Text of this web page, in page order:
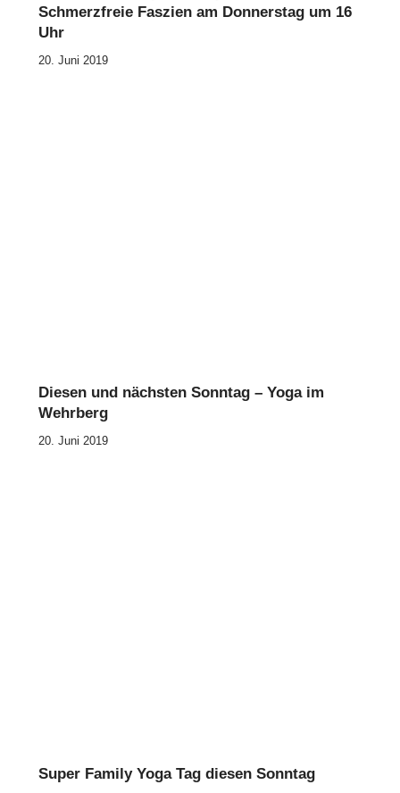
Schmerzfreie Faszien am Donnerstag um 16
Uhr
20. Juni 2019
Diesen und nächsten Sonntag – Yoga im
Wehrberg
20. Juni 2019
Super Family Yoga Tag diesen Sonntag